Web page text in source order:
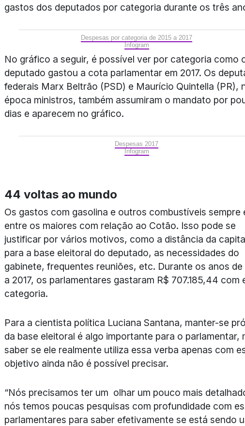
gastos dos deputados por categoria durante os três
Despesas por categoria de 2015 a 2017
Infogram
No gráfico a seguir, é possível ver por categoria como
deputado gastou a cota parlamentar em 2017. Os
federais Marx Beltrão (PSD) e Maurício Quintella (PR),
época ministros, também assumiram o mandato por
dias e aparecem no gráfico.
Despesas 2017
Infogram
44 voltas ao mundo
Os gastos com gasolina e outros combustíveis sempre
entre os maiores com relação ao Cotão. Isso pode se
justificar por vários motivos, como a distância da
para a base eleitoral do deputado, as necessidades do
gabinete, frequentes reuniões, etc. Durante os anos de
a 2017, os parlamentares gastaram R$ 707.185,44 com
categoria.
Para a cientista política Luciana Santana, manter-se
da base eleitoral é algo importante para o parlamentar,
saber se ele realmente utiliza essa verba apenas com
objetivo ainda não é possível precisar.
“Nós precisamos ter um olhar um pouco mais
nós temos poucas pesquisas com profundidade com
parlamentares para saber efetivamente se está sendo